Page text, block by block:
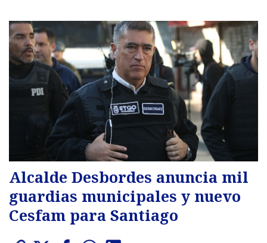
Alcalde Desbordes anuncia mil
guardias municipales y nuevo
Cesfam para Santiago